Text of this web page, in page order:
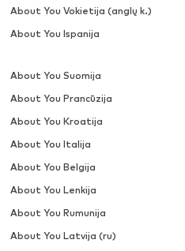
About You Vokietija (anglų k.)
About You Ispanija
About You Suomija
About You Prancūzija
About You Kroatija
About You Italija
About You Belgija
About You Lenkija
About You Rumunija
About You Latvija (ru)